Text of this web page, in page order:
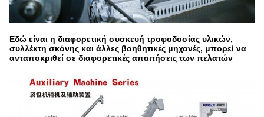
Εδώ είναι η διαφορετική συσκευή τροφοδοσίας υλικών,
συλλέκτη σκόνης και άλλες βοηθητικές μηχανές, μπορεί να
ανταποκριθεί σε διαφορετικές απαιτήσεις των πελατών